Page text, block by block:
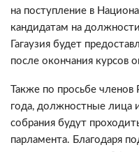
на поступление в
кандидатам на
Гагаузия будет
после окончания курсов
Также по просьбе членов
года, должностные лица
собрания будут
парламента. Благодаря